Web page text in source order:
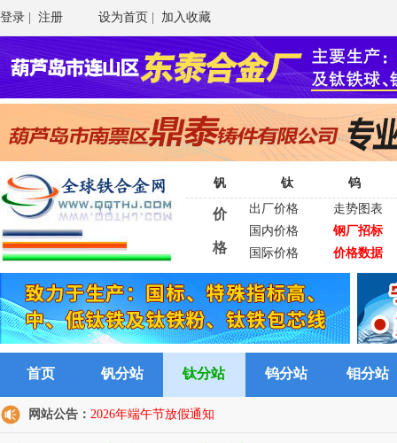
登录 注册 设为首页 加入收藏
钒 钛 钨
价
格
出厂价格
走势图表
国内价格
钢厂招标
国际价格
价格数据
首页 钒分站 钛分站 钨分站 钼分站
网站公告： 2026年端午节放假通知